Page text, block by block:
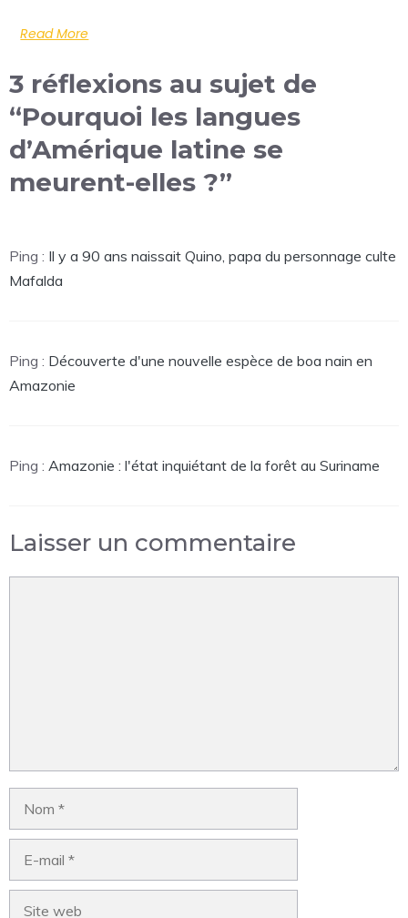
Read More
3 réflexions au sujet de
“Pourquoi les langues
d’Amérique latine se
meurent-elles ?”
Ping : Il y a 90 ans naissait Quino, papa du personnage culte
Mafalda
Ping : Découverte d'une nouvelle espèce de boa nain en
Amazonie
Ping : Amazonie : l'état inquiétant de la forêt au Suriname
Laisser un commentaire